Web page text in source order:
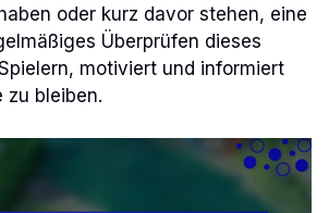
oder kurz davor stehen, eine
Überprüfen dieses
motiviert und informiert
zu bleiben.